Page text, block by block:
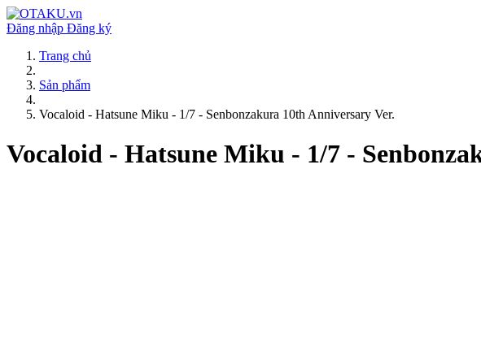
Đăng nhập Đăng ký
Trang chủ
Sản phẩm
Vocaloid - Hatsune Miku - 1/7 - Senbonzakura 10th Anniversary Ver.
Vocaloid - Hatsune Miku - 1/7 -